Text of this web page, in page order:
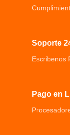
Soporte
Escribenos
Pago en